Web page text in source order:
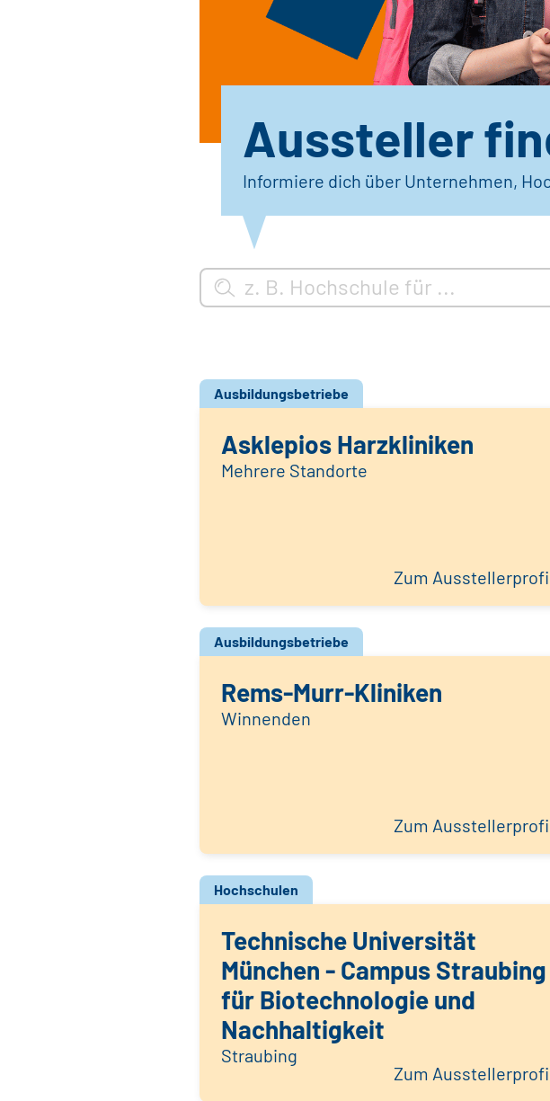
Aussteller
Informiere dich über Unternehmen,
Ausbildungsbetriebe
Asklepios Harzkliniken
Mehrere Standorte
Zum
Ausbildungsbetriebe
Rems-Murr-Kliniken
Winnenden
Zum
Hochschulen
Technische Universität
München - Campus Straubing
für Biotechnologie und
Nachhaltigkeit
Straubing
Zum